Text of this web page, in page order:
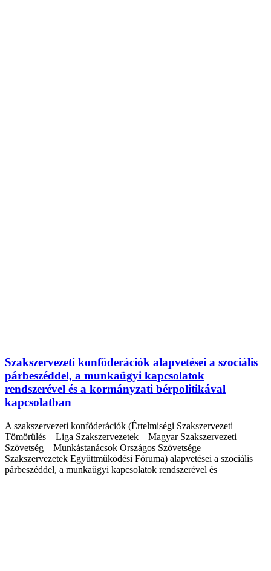
Szakszervezeti konföderációk alapvetései a szociális
párbeszéddel, a munkaügyi kapcsolatok
rendszerével és a kormányzati bérpolitikával
kapcsolatban
A szakszervezeti konföderációk (Értelmiségi Szakszervezeti
Tömörülés – Liga Szakszervezetek – Magyar Szakszervezeti
Szövetség – Munkástanácsok Országos Szövetsége –
Szakszervezetek Együttműködési Fóruma) alapvetései a szociális
párbeszéddel, a munkaügyi kapcsolatok rendszerével és